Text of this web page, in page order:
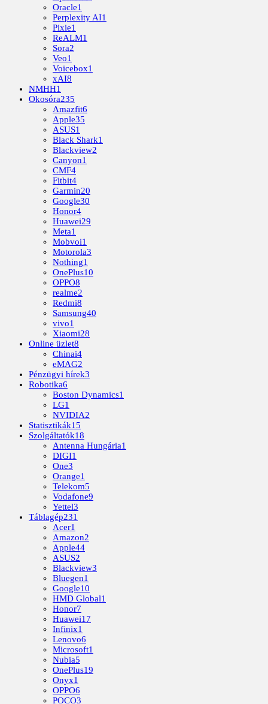
Oracle1
Perplexity AI1
Pixie1
ReALM1
Sora2
Veo1
Voicebox1
xAI8
NMHH1
Okosóra235
Amazfit6
Apple35
ASUS1
Black Shark1
Blackview2
Canyon1
CMF4
Fitbit4
Garmin20
Google30
Honor4
Huawei29
Meta1
Mobvoi1
Motorola3
Nothing1
OnePlus10
OPPO8
realme2
Redmi8
Samsung40
vivo1
Xiaomi28
Online üzlet8
Chinai4
eMAG2
Pénzügyi hírek3
Robotika6
Boston Dynamics1
LG1
NVIDIA2
Statisztikák15
Szolgáltatók18
Antenna Hungária1
DIGI1
One3
Orange1
Telekom5
Vodafone9
Yettel3
Táblagép231
Acer1
Amazon2
Apple44
ASUS2
Blackview3
Bluegen1
Google10
HMD Global1
Honor7
Huawei17
Infinix1
Lenovo6
Microsoft1
Nubia5
OnePlus19
Onyx1
OPPO6
POCO3